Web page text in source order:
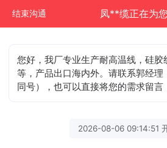
结束沟通 凤**缆正在为
您好，我厂专业生产耐高温线，硅
等，产品出口海内外。请联系郭经
同号），也可以直接将您的需求留言
2026-08-06 09:14:51